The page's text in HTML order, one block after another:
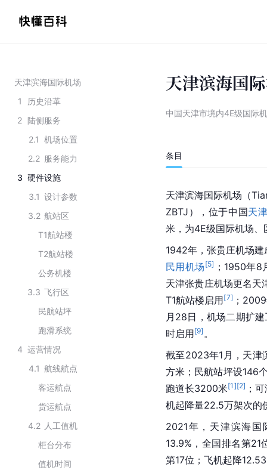
天津滨海国际机场
1
历史沿革
2 陆侧服务
2.1 机场位置
2.2 服务能力
3 硬件设施
3.1 设计参数
3.2 航站区
T1航站楼
T2航站楼
公务机楼
3.3 飞行区
民航站坪
跑滑系统
4 运营情况
4.1 航线航点
客运航点
货运航点
4.2 人工值机
柜台分布
值机时间
天津滨海国
中国天津市境内4E级国际
条目
天津滨海国际机场（
ZBTJ），位于中国天
米，为4E级国际机场
1942年，张贵庄机场
民用机场 [5] ；1950年
天津张贵庄机场更名天
T1航站楼启用[7] ；
月28日，机场二期扩
时启用[9] 。
截至2023年1月，天津
方米；民航站坪设146
跑道长3200米[1 ][2] ；
机起降量22.5万架次的
2021年，天津滨海国
13.9%，全国排名第
第17位；飞机起降